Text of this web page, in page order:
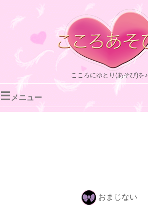
こころにゆとり(あそび)を♪
☰ メニュー
おまじない